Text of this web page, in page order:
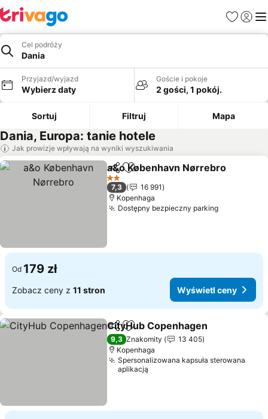
Ulubione
Cel podróży
Dania
Przyjazd/wyjazd
Wybierz daty
Goście i pokoje
2 gości, 1 pokój.
Sortuj Filtruj Mapa
Dania, Europa: tanie hotele
Jak prowizje wpływają na wyniki wyszukiwania
UdostępnijDodaj do ulubionych
a&o København Nørrebro
2 Kategoria
7,3
16 991
Kopenhaga
Dostępny bezpieczny parking
Od 179 zł
Zobacz ceny z 11 stron Wyświetl ceny
Udostępnij
Dodaj do ulubionych
CityHub Copenhagen
9,3 Znakomity
13 405
Kopenhaga
Spersonalizowana kapsuła sterowana
aplikacją